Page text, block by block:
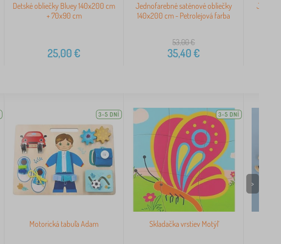
Detské obliečky Bluey 140x200 cm
+ 70x90 cm
25,00€
Jednofarebné saténové obliečky
140x200 cm - Petrolejová farba
53,00€
35,40€
3-5 DNÍ
Motorická tabuľa Adam
3-5 DNÍ
Skladačka vrstiev Motýľ
>